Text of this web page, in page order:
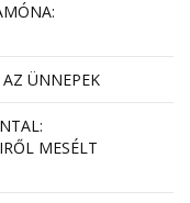
ÜNNEPEK
MESÉLT